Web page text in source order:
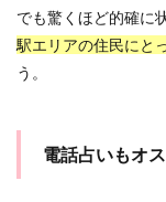
でも驚くほど的確に
駅エリアの住民にと
う。
電話占いもオ